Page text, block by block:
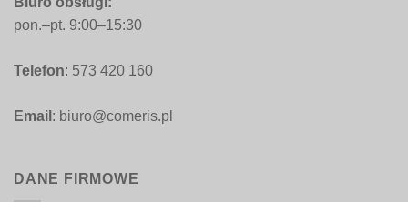
pon.–pt. 9:00–15:30
Telefon: 573 420 160
Email : biuro@comeris.pl
DANE FIRMOWE